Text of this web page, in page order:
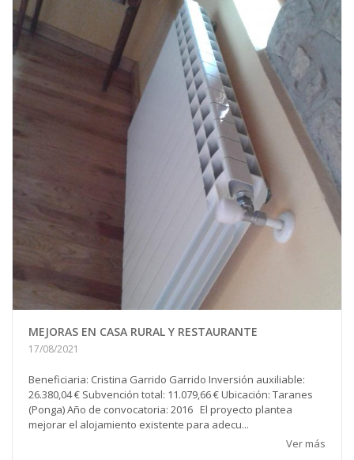
MEJORAS EN CASA RURAL Y RESTAURANTE
17/08/2021
Beneficiaria: Cristina Garrido Garrido Inversión auxiliable:
26.380,04 € Subvención total: 11.079,66 € Ubicación: Taranes
(Ponga) Año de convocatoria: 2016 El proyecto plantea
mejorar el alojamiento existente para adecu...
Ver más